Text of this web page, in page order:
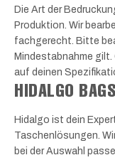
Die Art der
Produktion. Wir
fachgerecht. Bitte
Mindestabnahme gilt.
auf deinen
HIDALGO
Hidalgo ist dein
Taschenlösungen.
bei der Auswahl